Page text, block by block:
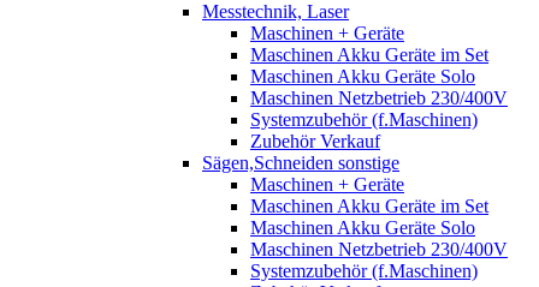
Messtechnik, Laser
Maschinen + Geräte
Maschinen Akku Geräte im Set
Maschinen Akku Geräte Solo
Maschinen Netzbetrieb 230/400V
Systemzubehör (f.Maschinen)
Zubehör Verkauf
Sägen,Schneiden sonstige
Maschinen + Geräte
Maschinen Akku Geräte im Set
Maschinen Akku Geräte Solo
Maschinen Netzbetrieb 230/400V
Systemzubehör (f.Maschinen)